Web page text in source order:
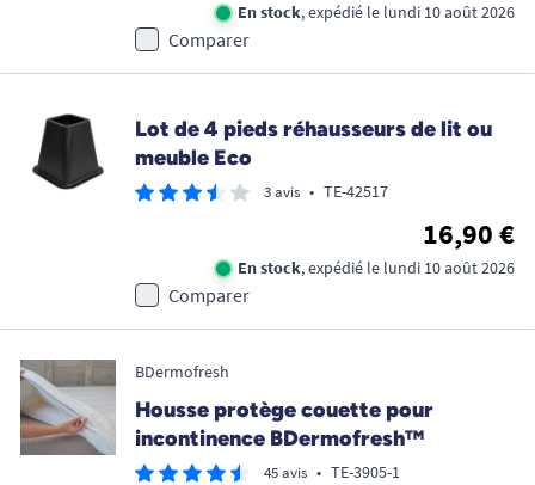
En stock, expédié le lundi 10 août 2026
Comparer
Lot de 4 pieds réhausseurs de lit ou
meuble Eco
3 avis • TE-42517
16,90 €
En stock, expédié le lundi 10 août 2026
Comparer
BDermofresh
Housse protège couette pour
incontinence BDermofresh™
45 avis • TE-3905-1